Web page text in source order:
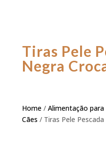
Tiras Pele
Negra
Home/ Alimentação para
Cães / Tiras Pele